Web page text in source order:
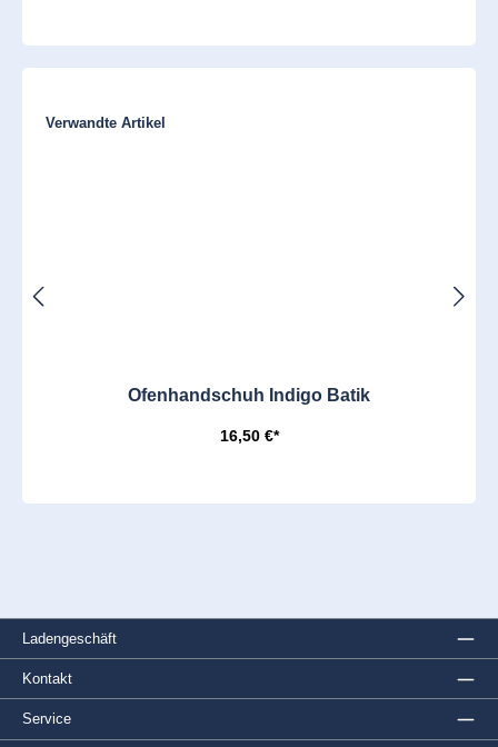
Produktgalerie überspringen
Verwandte Artikel
Ofenhandschuh Indigo Batik
16,50 €*
Ladengeschäft
Service
Kontakt